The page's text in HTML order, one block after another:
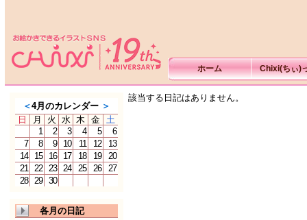
ホーム Chixi(ちぃ)
＜4月のカレンダー ＞
日
月 火 水 木 金 土
1
2 3 4 5
6
7
8 9 10 11 12
13
14
15 16 17 18 19
20
21 22 23 24 25 26
27
28 29 30
各月の日記
該当する日記はありません。